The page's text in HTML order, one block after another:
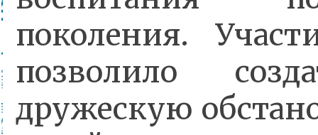
поколения.
позволило
дружескую